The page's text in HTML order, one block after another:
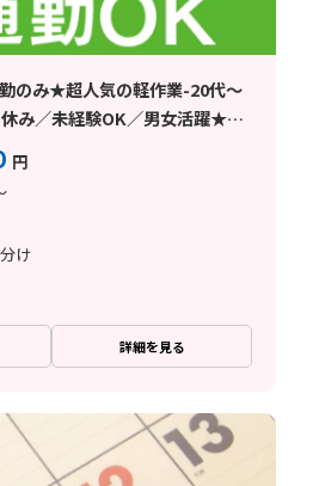
のみ★超人気の軽作業-20代〜
み／未経験OK／男女活躍★自
フ★即日面接＆工場見学後の即
め＆長期で
円
け
詳細を見る